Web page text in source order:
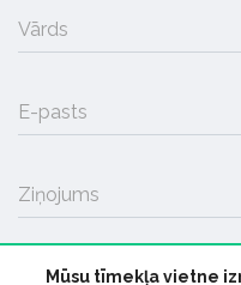
Vārds
E-pasts
Ziņojums
Mūsu tīmekļa vietne